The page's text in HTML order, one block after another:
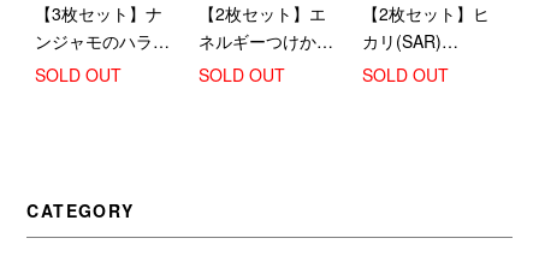
【3枚セット】ナ
ンジャモのハラバ
リーex(SAR)
SOLD OUT
【2枚セット】エ
ネルギーつけかえ
(SR)(103/081)
SOLD OUT
【2枚セット】ヒ
カリ(SAR)
(115/080)【ヒカラ
SOLD OUT
CATEGORY